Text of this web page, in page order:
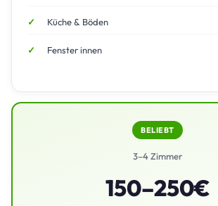
Küche & Böden
Fenster innen
BELIEBT
3–4 Zimmer
150–250€